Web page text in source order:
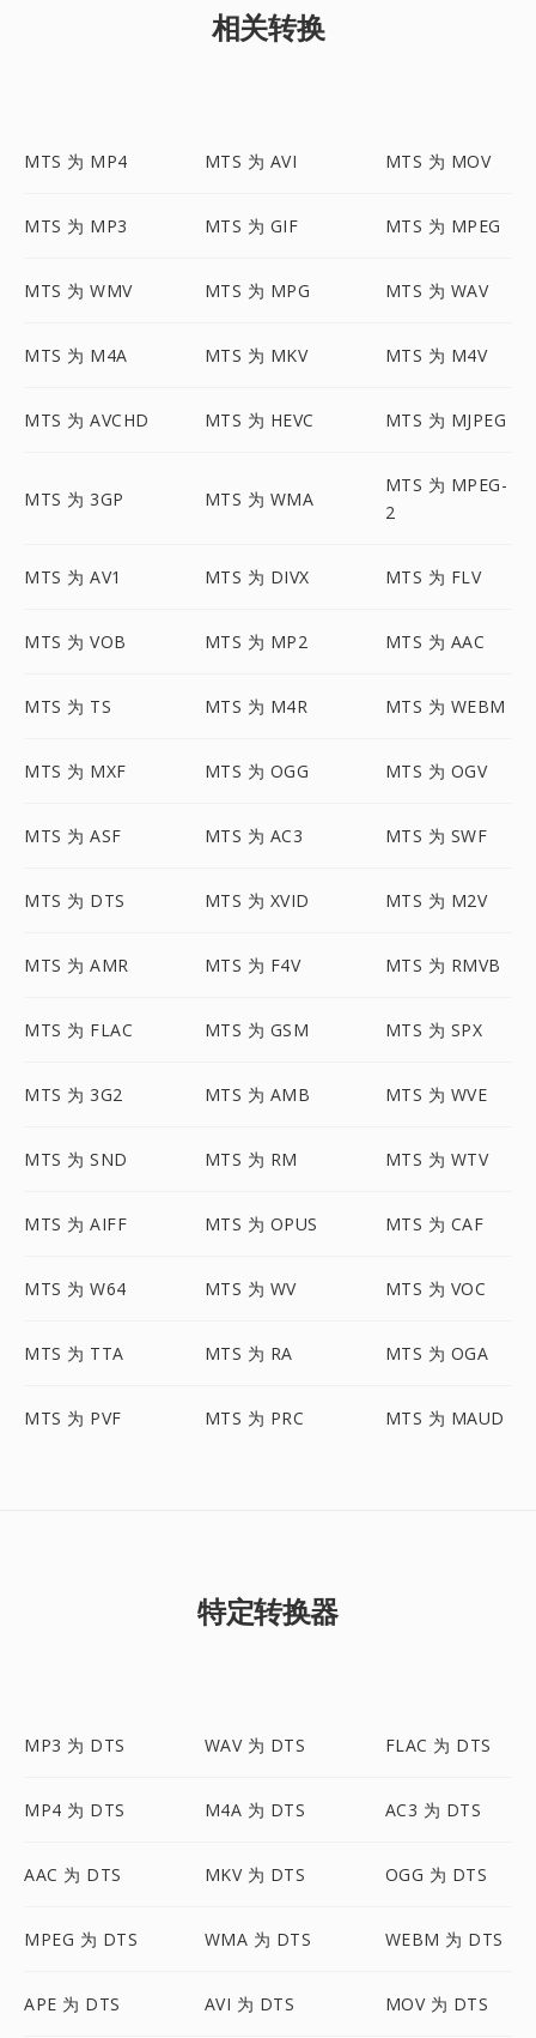
相关转换
MTS 为 MP4 MTS 为 AVI MTS 为 MOV
MTS 为 MP3 MTS 为 GIF MTS 为 MPEG
MTS 为 WMV MTS 为 MPG MTS 为 WAV
MTS 为 M4A MTS 为 MKV MTS 为 M4V
MTS 为 AVCHD MTS 为 HEVC MTS 为 MJPEG
MTS 为 3GP MTS 为 WMA
MTS 为 MPEG-
2
MTS 为 AV1 MTS 为 DIVX MTS 为 FLV
MTS 为 VOB MTS 为 MP2 MTS 为 AAC
MTS 为 TS MTS 为 M4R MTS 为 WEBM
MTS 为 MXF MTS 为 OGG MTS 为 OGV
MTS 为 ASF MTS 为 AC3 MTS 为 SWF
MTS 为 DTS MTS 为 XVID MTS 为 M2V
MTS 为 AMR MTS 为 F4V MTS 为 RMVB
MTS 为 FLAC MTS 为 GSM MTS 为 SPX
MTS 为 3G2 MTS 为 AMB MTS 为 WVE
MTS 为 SND MTS 为 RM MTS 为 WTV
MTS 为 AIFF MTS 为 OPUS MTS 为 CAF
MTS 为 W64 MTS 为 WV MTS 为 VOC
MTS 为 TTA MTS 为 RA MTS 为 OGA
MTS 为 PVF MTS 为 PRC MTS 为 MAUD
特定转换器
MP3 为 DTS WAV 为 DTS FLAC 为 DTS
MP4 为 DTS M4A 为 DTS AC3 为 DTS
AAC 为 DTS MKV 为 DTS OGG 为 DTS
MPEG 为 DTS WMA 为 DTS WEBM 为 DTS
APE 为 DTS AVI 为 DTS MOV 为 DTS